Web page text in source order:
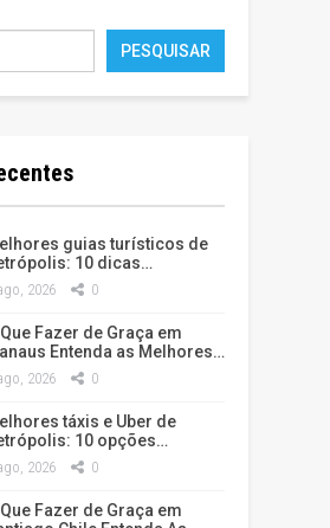
PESQUISAR
guias turísticos de
10 dicas…
2026 0
Que Fazer de Graça em
Entenda as Melhores…
2026 0
táxis e Uber de
10 opções…
2026 0
Que Fazer de Graça em